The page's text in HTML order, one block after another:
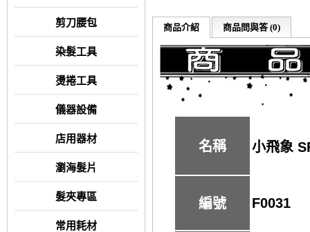
剪刀腰包
染髮工具
燙捲工具
儀器設備
店用器材
瀏海髮片
髮夾專區
常用耗材
商品介紹 商品問與答 (0)
名稱 小飛象
編號 F0031